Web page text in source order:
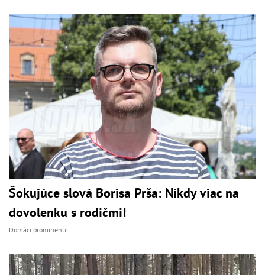
Šokujúce slová Borisa Prša: Nikdy viac na
dovolenku s rodičmi!
Domáci prominenti